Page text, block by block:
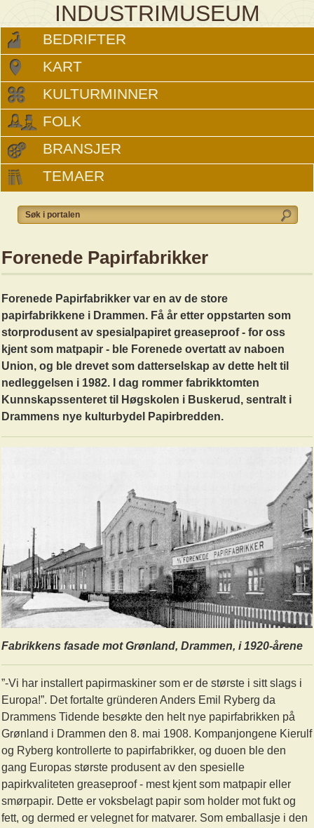
INDUSTRIMUSEUM
BEDRIFTER
KART
KULTURMINNER
FOLK
BRANSJER
TEMAER
Forenede Papirfabrikker
Forenede Papirfabrikker var en av de store
papirfabrikkene i Drammen. Få år etter oppstarten som
storprodusent av spesialpapiret greaseproof - for oss
kjent som matpapir - ble Forenede overtatt av naboen
Union, og ble drevet som datterselskap av dette helt til
nedleggelsen i 1982. I dag rommer fabrikktomten
Kunnskapssenteret til Høgskolen i Buskerud, sentralt i
Drammens nye kulturbydel Papirbredden.
Fabrikkens fasade mot Grønland, Drammen, i 1920-årene
”-Vi har installert papirmaskiner som er de største i sitt slags i
Europa!”. Det fortalte gründeren Anders Emil Ryberg da
Drammens Tidende besøkte den helt nye papirfabrikken på
Grønland i Drammen den 8. mai 1908. Kompanjongene Kierulf
og Ryberg kontrollerte to papirfabrikker, og duoen ble den
gang Europas største produsent av den spesielle
papirkvaliteten greaseproof - mest kjent som matpapir eller
smørpapir. Dette er voksbelagt papir som holder mot fukt og
fett, og dermed er velegnet for matvarer. Som emballasje i den